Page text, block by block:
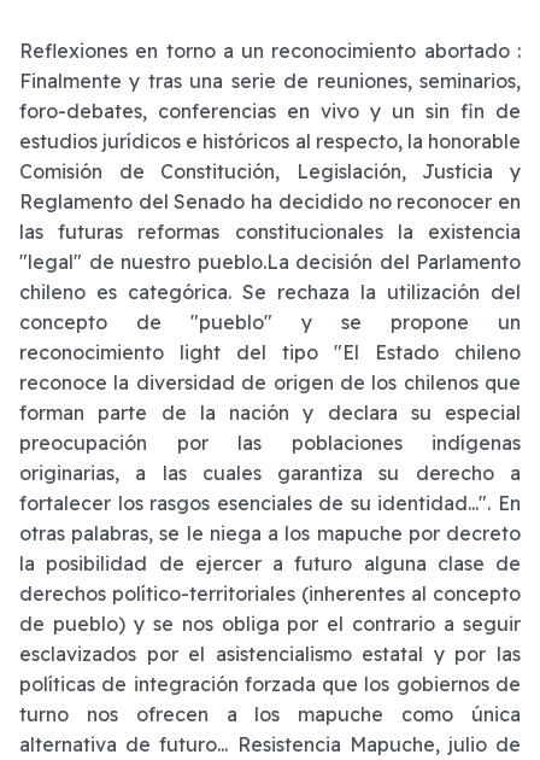
Reflexiones en torno a un reconocimiento abortado :
Finalmente y tras una serie de reuniones, seminarios,
foro-debates, conferencias en vivo y un sin fin de
estudios jurídicos e históricos al respecto, la honorable
Comisión de Constitución, Legislación, Justicia y
Reglamento del Senado ha decidido no reconocer en
las futuras reformas constitucionales la existencia
"legal" de nuestro pueblo.La decisión del Parlamento
chileno es categórica. Se rechaza la utilización del
concepto de "pueblo" y se propone un
reconocimiento light del tipo "El Estado chileno
reconoce la diversidad de origen de los chilenos que
forman parte de la nación y declara su especial
preocupación por las poblaciones indígenas
originarias, a las cuales garantiza su derecho a
fortalecer los rasgos esenciales de su identidad...". En
otras palabras, se le niega a los mapuche por decreto
la posibilidad de ejercer a futuro alguna clase de
derechos político-territoriales (inherentes al concepto
de pueblo) y se nos obliga por el contrario a seguir
esclavizados por el asistencialismo estatal y por las
políticas de integración forzada que los gobiernos de
turno nos ofrecen a los mapuche como única
alternativa de futuro... Resistencia Mapuche, julio de